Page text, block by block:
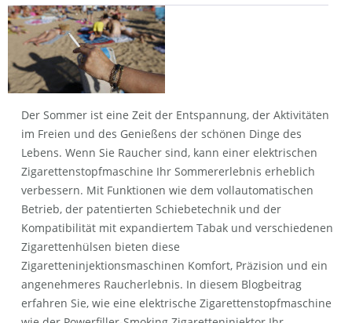
Der Sommer ist eine Zeit der Entspannung, der Aktivitäten
im Freien und des Genießens der schönen Dinge des
Lebens. Wenn Sie Raucher sind, kann einer elektrischen
Zigarettenstopfmaschine Ihr Sommererlebnis erheblich
verbessern. Mit Funktionen wie dem vollautomatischen
Betrieb, der patentierten Schiebetechnik und der
Kompatibilität mit expandiertem Tabak und verschiedenen
Zigarettenhülsen bieten diese
Zigaretteninjektionsmaschinen Komfort, Präzision und ein
angenehmeres Raucherlebnis. In diesem Blogbeitrag
erfahren Sie, wie eine elektrische Zigarettenstopfmaschine